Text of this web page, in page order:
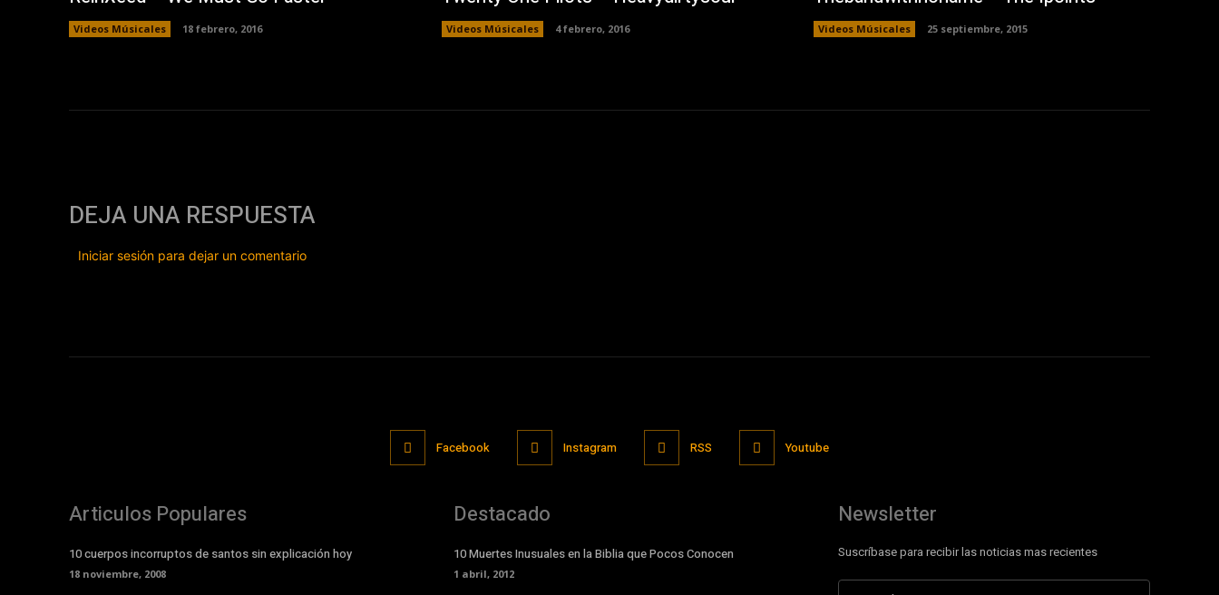
Videos Músicales 18 febrero, 2016 Videos Músicales 4 febrero, 2016 Videos Músicales 25 septiembre, 2015
DEJA UNA RESPUESTA
Iniciar sesión para dejar un comentario
Facebook Instagram RSS Youtube
Articulos Populares
10 cuerpos incorruptos de santos sin explicación hoy
18 noviembre, 2008
Destacado
10 Muertes Inusuales en la Biblia que Pocos Conocen
1 abril, 2012
Newsletter
Suscríbase para recibir las noticias mas recientes